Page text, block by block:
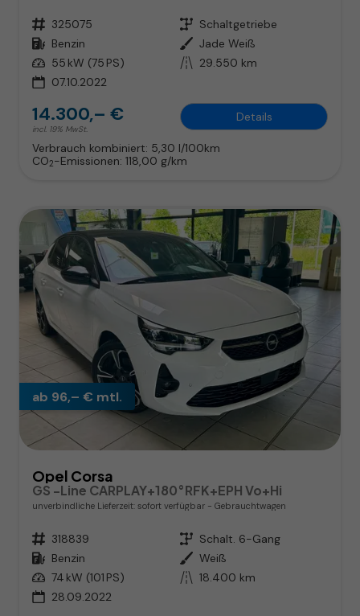
Fahrzeugnr. 325075 Getriebe Schaltgetriebe
Kraftstoff Benzin Außenfarbe Jade Weiß
Leistung 55 kW (75 PS) Kilometerstand 29.550 km
07.10.2022
14.300,– €
incl. 19% MwSt.
Details
Verbrauch kombiniert: 5,30 l/100km
CO2-Emissionen: 118,00 g/km
ab 96,– € mtl.
Opel Corsa
GS -Line CARPLAY+180°RFK+EPH Vo+Hi
unverbindliche Lieferzeit: sofort verfügbar Gebrauchtwagen
Fahrzeugnr. 318839 Getriebe Schalt. 6-Gang
Kraftstoff Benzin Außenfarbe Weiß
Leistung 74 kW (101 PS) Kilometerstand 18.400 km
28.09.2022